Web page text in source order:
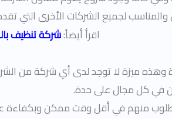
لجميع الشركات الأخرى التي
اقرأ أيضاً:شركة تنظيف
وهذه ميزة لا توجد لدى أي شركة من
في كل مجال على حدة.
منهم في أقل وقت ممكن وبكفاءة